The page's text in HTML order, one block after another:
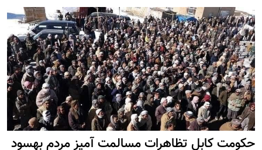
حکومت کابل تظاهرات مسالمت آمیز مردم بهسود